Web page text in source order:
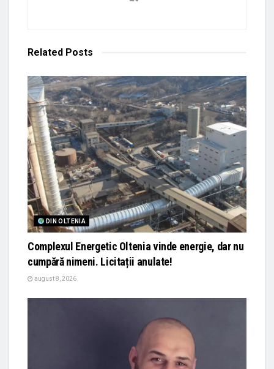
Related Posts
DIN OLTENIA
Complexul Energetic Oltenia vinde energie, dar nu
cumpără nimeni. Licitații anulate!
august 8, 2026